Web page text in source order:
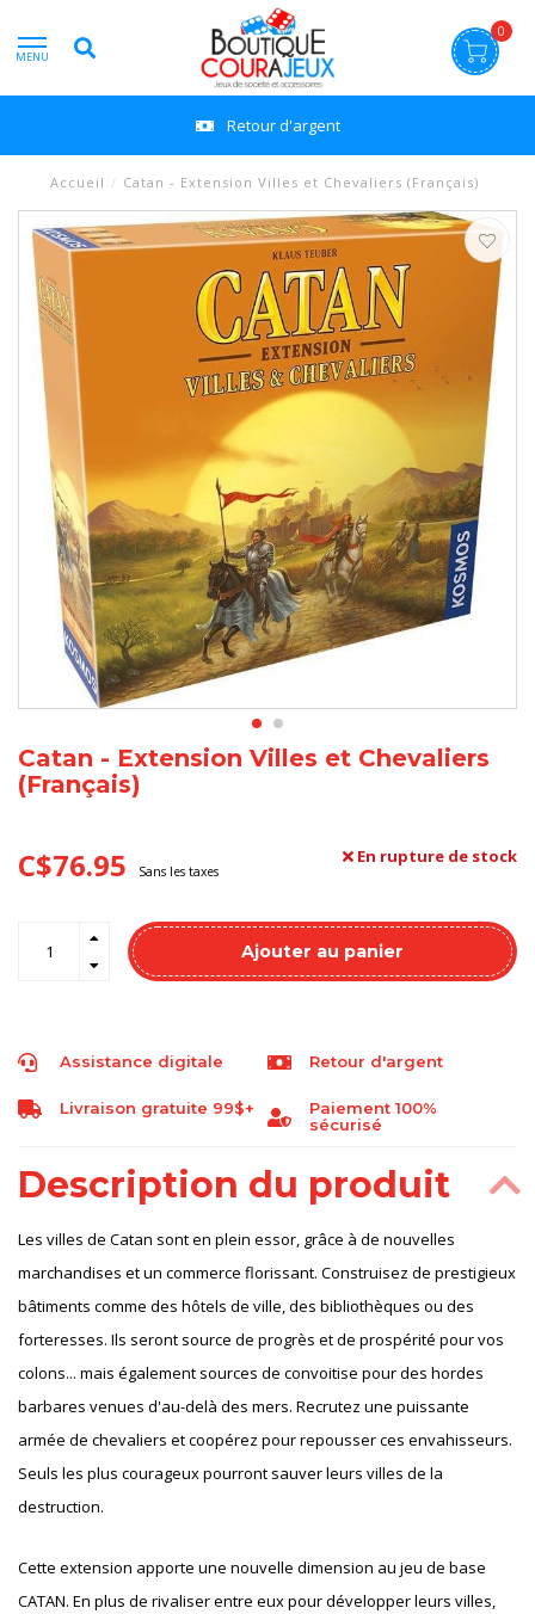
MENU
0
Retour d'argent
Accueil / Catan - Extension Villes et Chevaliers (Français)
Catan - Extension Villes et Chevaliers
(Français)
C$76.95 Sans les taxes
En rupture de stock
Ajouter au panier
Assistance digitale Retour d'argent
Livraison gratuite 99$+
Paiement 100%
sécurisé
Description du produit
Les villes de Catan sont en plein essor, grâce à de nouvelles
marchandises et un commerce florissant. Construisez de prestigieux
bâtiments comme des hôtels de ville, des bibliothèques ou des
forteresses. Ils seront source de progrès et de prospérité pour vos
colons... mais également sources de convoitise pour des hordes
barbares venues d'au-delà des mers. Recrutez une puissante
armée de chevaliers et coopérez pour repousser ces envahisseurs.
Seuls les plus courageux pourront sauver leurs villes de la
destruction.
Cette extension apporte une nouvelle dimension au jeu de base
CATAN. En plus de rivaliser entre eux pour développer leurs villes,